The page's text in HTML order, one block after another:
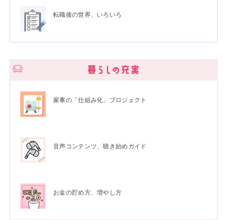
転職後の世界、いろいろ
家事の「仕組み化」プロジェクト
音声コンテンツ、聴き始めガイド
お金の貯め方、増やし方